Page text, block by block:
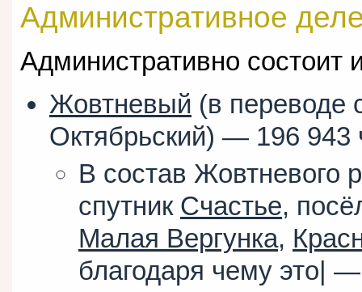
Административное
Административно состоит
Жовтневый (в переводе
Октябрьский) — 196 943
В состав Жовтневого
спутник Счастье,
Малая Вергунка,
благодаря чему это|